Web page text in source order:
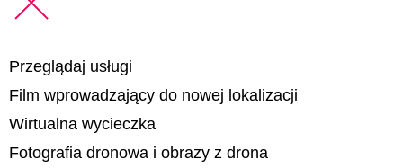
Przeglądaj usługi
Film wprowadzający do nowej lokalizacji
Wirtualna wycieczka
Fotografia dronowa i obrazy z drona